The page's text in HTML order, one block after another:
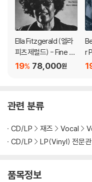
1) 컬러 디스크는 웹 이미지
2) 컬러 디스크의 특성상 제
있습니다.
3) 컬러 디스크는 제작 과정
등이 발생할 수 있습니다.
상을 요청할 수 있으며, 동영
관련 사진과 동영상 및 재생
문의 바랍니다.
Ella Fitzgerald (엘라
피츠제럴드) - Fine an
d Mellow [LP]
78,000원
19%
r
/
관련 분류
CD/LP 재즈 Vocal
CD/LP
LP(Vinyl) 전문관
품목정보